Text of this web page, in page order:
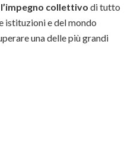
collettivo di tutto
istituzioni e del mondo
una delle più grandi